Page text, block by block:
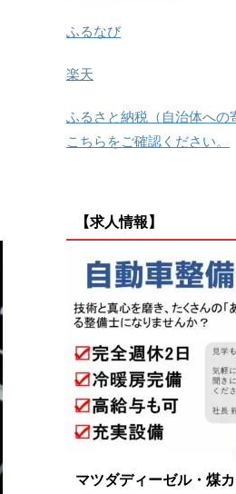
ふるなび
楽天
ふるさと納税（自治体への
こちらをご確認ください。
【求人情報】
マツダディーゼル・煤